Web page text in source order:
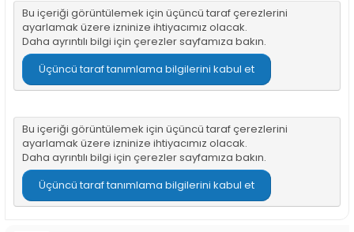
a
t
a
n
a
r
i
h
i
Bu içeriği görüntülemek için üçüncü taraf çerezlerini
ayarlamak üzere izninize ihtiyacımız olacak.
Daha ayrıntılı bilgi için çerezler sayfamıza bakın.
Üçüncü taraf tanımlama bilgilerini kabul et
Bu içeriği görüntülemek için üçüncü taraf çerezlerini
ayarlamak üzere izninize ihtiyacımız olacak.
Daha ayrıntılı bilgi için çerezler sayfamıza bakın.
Üçüncü taraf tanımlama bilgilerini kabul et